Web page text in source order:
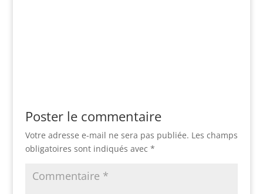
Poster le commentaire
Votre adresse e-mail ne sera pas publiée. Les champs
obligatoires sont indiqués avec *